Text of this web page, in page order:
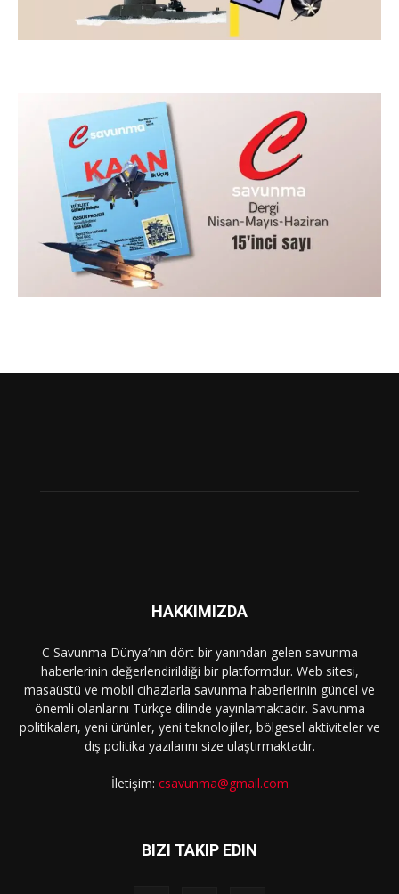
HAKKIMIZDA
C Savunma Dünya’nın dört bir yanından gelen savunma
haberlerinin değerlendirildiği bir platformdur. Web sitesi,
masaüstü ve mobil cihazlarla savunma haberlerinin güncel ve
önemli olanlarını Türkçe dilinde yayınlamaktadır. Savunma
politikaları, yeni ürünler, yeni teknolojiler, bölgesel aktiviteler ve
dış politika yazılarını size ulaştırmaktadır.
İletişim: csavunma@gmail.com
BIZI TAKIP EDIN